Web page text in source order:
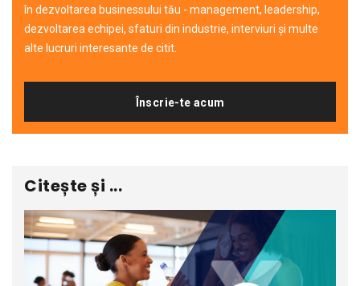
în dezvoltarea businessului tău - management, leadership,
dezvoltarea echipei, sfaturi din industrie, interviuri și multe
alte lucruri interesante de citit.
Înscrie-te acum
Citește și ...